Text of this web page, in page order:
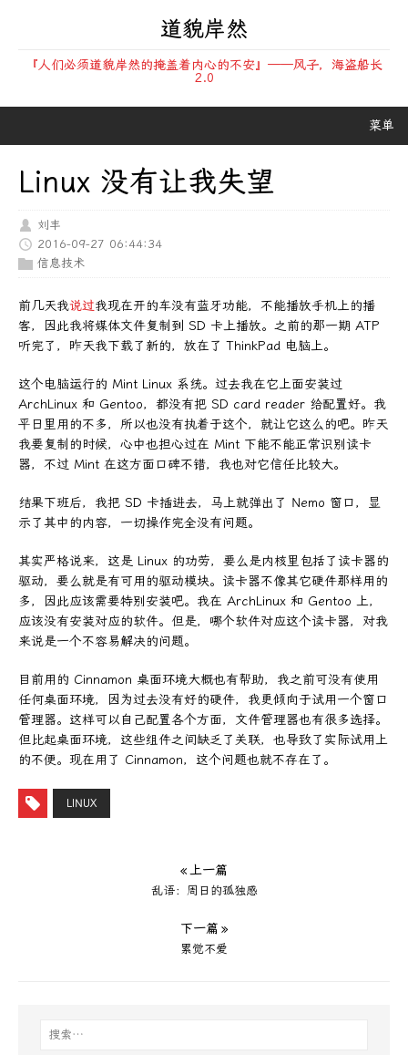
道貌岸然
『人们必须道貌岸然的掩盖着内心的不安』——风子，海盗船长
2.0
菜单
Linux 没有让我失望
刘丰
2016-09-27 06:44:34
信息技术
前几天我说过我现在开的车没有蓝牙功能，不能播放手机上的播
客，因此我将媒体文件复制到 SD 卡上播放。之前的那一期 ATP
听完了，昨天我下载了新的，放在了 ThinkPad 电脑上。
这个电脑运行的 Mint Linux 系统。过去我在它上面安装过
ArchLinux 和 Gentoo，都没有把 SD card reader 给配置好。我
平日里用的不多，所以也没有执着于这个，就让它这么的吧。昨天
我要复制的时候，心中也担心过在 Mint 下能不能正常识别读卡
器，不过 Mint 在这方面口碑不错，我也对它信任比较大。
结果下班后，我把 SD 卡插进去，马上就弹出了 Nemo 窗口，显
示了其中的内容，一切操作完全没有问题。
其实严格说来，这是 Linux 的功劳，要么是内核里包括了读卡器的
驱动，要么就是有可用的驱动模块。读卡器不像其它硬件那样用的
多，因此应该需要特别安装吧。我在 ArchLinux 和 Gentoo 上，
应该没有安装对应的软件。但是，哪个软件对应这个读卡器，对我
来说是一个不容易解决的问题。
目前用的 Cinnamon 桌面环境大概也有帮助，我之前可没有使用
任何桌面环境，因为过去没有好的硬件，我更倾向于试用一个窗口
管理器。这样可以自己配置各个方面，文件管理器也有很多选择。
但比起桌面环境，这些组件之间缺乏了关联，也导致了实际试用上
的不便。现在用了 Cinnamon，这个问题也就不存在了。
LINUX
« 上一篇
乱语：周日的孤独感
下一篇 »
累觉不爱